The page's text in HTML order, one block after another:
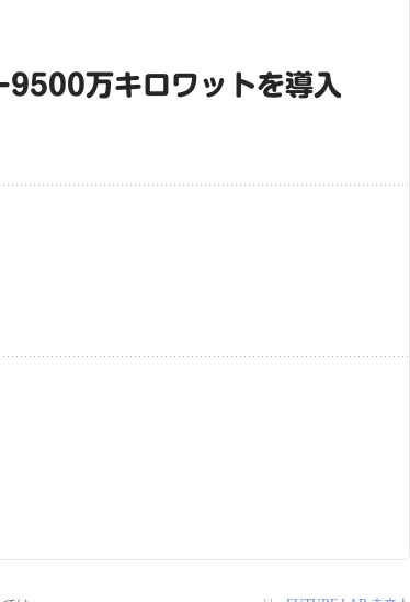
9500万キロワットを導入